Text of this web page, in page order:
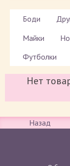
Боди
Майки
Футболки
Нет
Назад